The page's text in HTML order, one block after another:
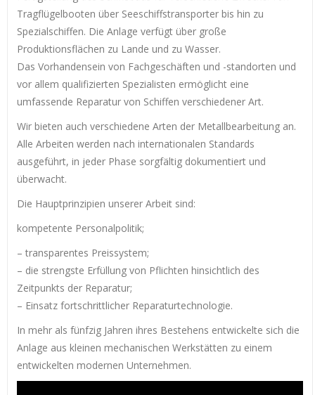
Tragflügelbooten über Seeschiffstransporter bis hin zu
Spezialschiffen. Die Anlage verfügt über große
Produktionsflächen zu Lande und zu Wasser.
Das Vorhandensein von Fachgeschäften und -standorten und
vor allem qualifizierten Spezialisten ermöglicht eine
umfassende Reparatur von Schiffen verschiedener Art.
Wir bieten auch verschiedene Arten der Metallbearbeitung an.
Alle Arbeiten werden nach internationalen Standards
ausgeführt, in jeder Phase sorgfältig dokumentiert und
überwacht.
Die Hauptprinzipien unserer Arbeit sind:
kompetente Personalpolitik;
– transparentes Preissystem;
– die strengste Erfüllung von Pflichten hinsichtlich des
Zeitpunkts der Reparatur;
– Einsatz fortschrittlicher Reparaturtechnologie.
In mehr als fünfzig Jahren ihres Bestehens entwickelte sich die
Anlage aus kleinen mechanischen Werkstätten zu einem
entwickelten modernen Unternehmen.